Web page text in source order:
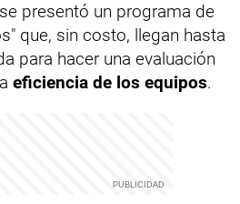
presentó un programa de
que, sin costo, llegan hasta
para hacer una evaluación
eficiencia de los equipos.